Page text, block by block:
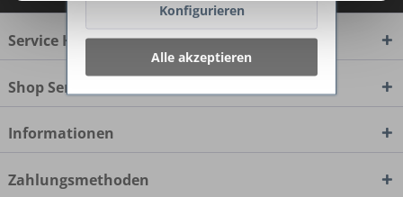
Service Hotline
Shop Service
Informationen
Zahlungsmethoden
Konfigurieren
Alle akzeptieren